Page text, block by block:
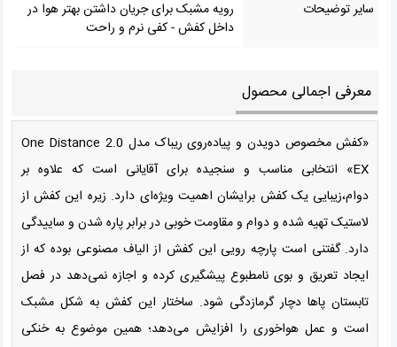
ساير توضيحات
رویه مشبک برای جریان داشتن بهتر هوا در
داخل کفش - کفی نرم و راحت
معرفی اجمالی محصول
«کفش مخصوص دویدن و پیاده‌روی ریباک مدل One Distance 2.0
EX» انتخابی مناسب و سنجیده برای آقایانی است که علاوه بر
دوام،زیبایی یک کفش برایشان اهمیت ویژه‌ای دارد. زیره این کفش از
لاستیک تهیه شده و دوام و مقاومت خوبی در برابر پاره شدن و ساییدگی
دارد. گفتنی است پارچه رویی این کفش از الیاف مصنوعی بوده که از
ایجاد تعریق و بوی نامطبوع پیشگیری کرده و اجازه نمی‌دهد در فصل
تابستان پاها دچار گرمازدگی شود. ساختار این کفش به شکل مشبک
است و عمل هواخوری را افزایش می‌دهد؛ همین موضوع به خنکی